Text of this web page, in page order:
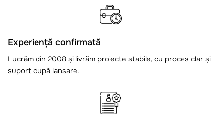
Experiență confirmată
Lucrăm din 2008 și livrăm proiecte stabile, cu proces clar și
suport după lansare.